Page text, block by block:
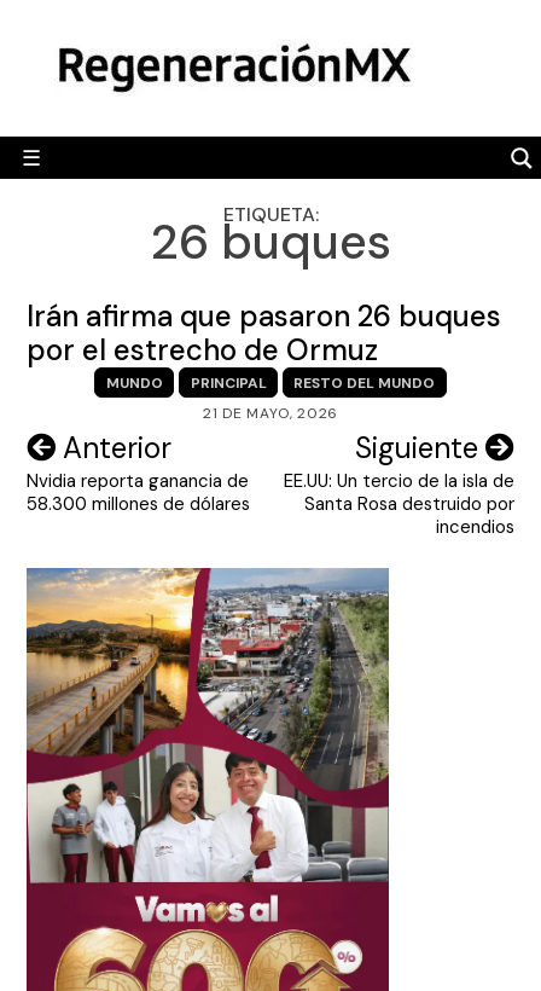
content
☰
POLÍTICA
CAMALEÓN
OPINIÓN
ENGLISH SECTION
VIDEOS
ETIQUETA:
26 buques
Irán afirma que pasaron 26 buques
por el estrecho de Ormuz
MUNDO PRINCIPAL
RESTO DEL MUNDO
21 DE MAYO, 2026
Navegación
de
Anterior
Nvidia reporta ganancia de
58.300 millones de dólares
Siguiente
EE.UU: Un tercio de la isla de
Santa Rosa destruido por
incendios